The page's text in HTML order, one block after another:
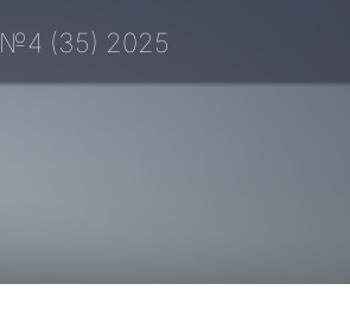
№4 (35) 2025